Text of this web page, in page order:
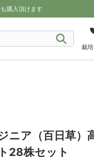
購入頂けます
栽
ニア（百日草）
28株セット